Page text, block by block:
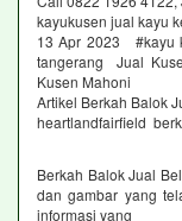
kayukusen jual kayu
13 Apr 2023 #kayu
tangerang Jual
Kusen Mahoni
Artikel Berkah Balok
heartlandfairfield
Berkah Balok Jual
dan gambar yang
informasi yang